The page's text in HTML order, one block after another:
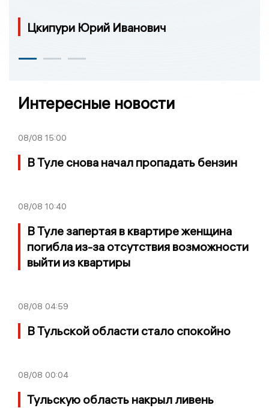
Цкипури Юрий Иванович
Интересные новости
08/08 15:00
В Туле снова начал пропадать бензин
08/08 10:40
В Туле запертая в квартире женщина
погибла из-за отсутствия возможности
выйти из квартиры
08/08 04:59
В Тульской области стало спокойно
08/08 00:04
Тульскую область накрыл ливень